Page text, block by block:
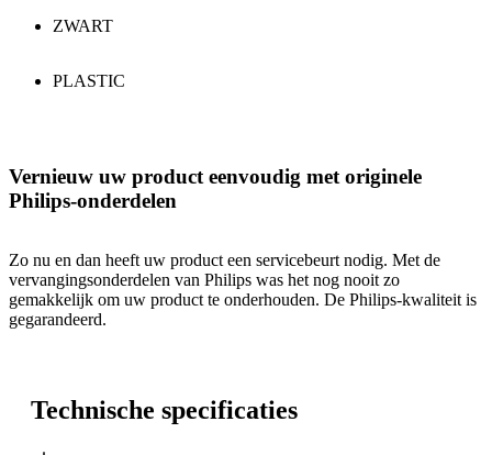
ZWART
PLASTIC
Vernieuw uw product eenvoudig met originele
Philips-onderdelen
Zo nu en dan heeft uw product een servicebeurt nodig. Met de
vervangingsonderdelen van Philips was het nog nooit zo
gemakkelijk om uw product te onderhouden. De Philips-kwaliteit is
gegarandeerd.
Technische specificaties